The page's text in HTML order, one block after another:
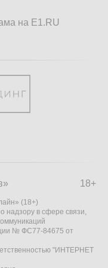
на E1.RU
18+
(18+)
надзору в сфере связи,
№ ФС77-84675 от
"ИНТЕРНЕТ